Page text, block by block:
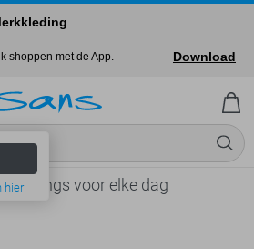
hier
leggings voor elke dag
shoppen met de App.
Download